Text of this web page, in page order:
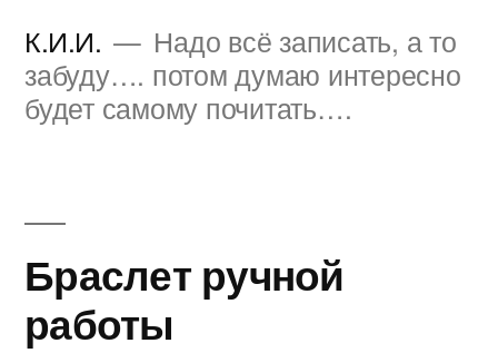
содержимому
К.И.И.
Надо всё записать, а то
забуду…. потом думаю интересно
будет самому почитать….
Браслет ручной
работы